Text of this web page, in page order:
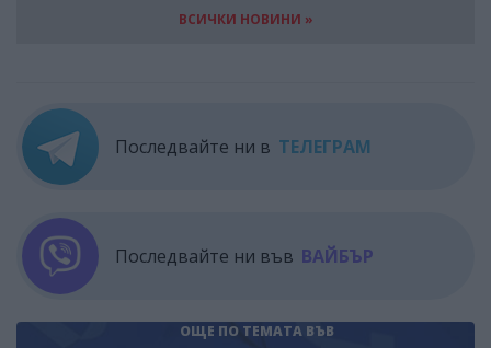
ВСИЧКИ НОВИНИ »
Последвайте ни в ТЕЛЕГРАМ
Последвайте ни във ВАЙБЪР
ОЩЕ ПО ТЕМАТА ВЪВ